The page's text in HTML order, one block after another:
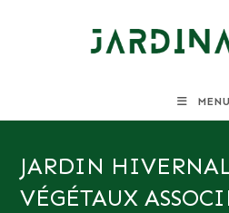
MENU
JARDIN
VÉGÉTAUX